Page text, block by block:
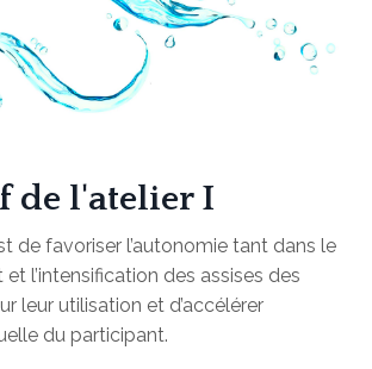
de l'atelier I
de favoriser l’autonomie tant dans le
l’intensification des assises des
leur utilisation et d’accélérer
du participant.